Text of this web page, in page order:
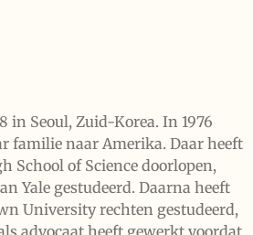
in Seoul, Zuid-Korea. In 1976
familie naar Amerika. Daar heeft
School of Science doorlopen,
Yale gestudeerd. Daarna heeft
University rechten gestudeerd,